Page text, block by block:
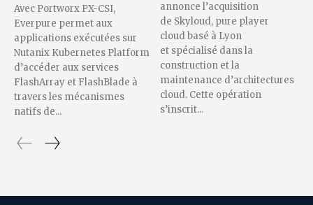
Avec Portworx PX-CSI,
Everpure permet aux
applications exécutées sur
Nutanix Kubernetes Platform
d’accéder aux services
FlashArray et FlashBlade à
travers les mécanismes
natifs de...
annonce l’acquisition
de Skyloud, pure player
cloud basé à Lyon
et spécialisé dans la
construction et la
maintenance d’architectures
cloud. Cette opération
s’inscrit...